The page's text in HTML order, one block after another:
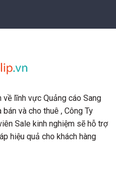
lĩnh vực Quảng cáo Sang
và cho thuê , Công Ty
Sale kinh nghiệm sẽ hỗ trợ
hiệu quả cho khách hàng